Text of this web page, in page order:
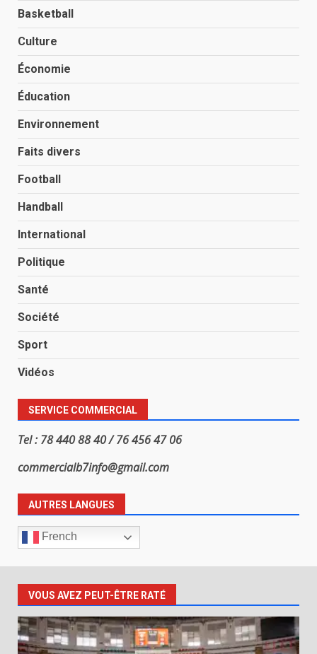
Basketball
Culture
Économie
Éducation
Environnement
Faits divers
Football
Handball
International
Politique
Santé
Société
Sport
Vidéos
SERVICE COMMERCIAL
Tel : 78 440 88 40 / 76 456 47 06
commercialb7info@gmail.com
AUTRES LANGUES
French
VOUS AVEZ PEUT-ÊTRE RATÉ